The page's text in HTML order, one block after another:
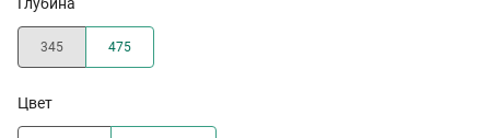
345 475
Цвет